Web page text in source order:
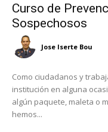
Curso de
Sospechosos
Jose Iserte Bou
Como ciudadanos y
institución en alguna
algún paquete, maleta o
hemos...